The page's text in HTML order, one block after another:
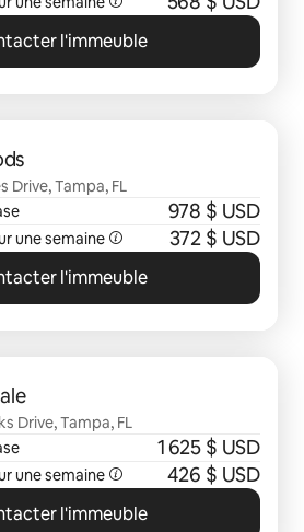
l'immeuble
Drive, Tampa, FL
978 $ USD
une semaine 372 $ USD
l'immeuble
Drive, Tampa, FL
1 625 $ USD
une semaine 426 $ USD
l'immeuble